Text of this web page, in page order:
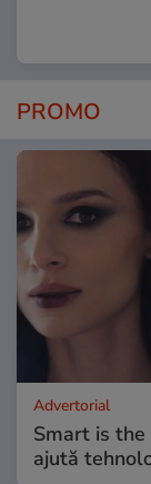
PROMO
Advertorial
Smart is the
ajută